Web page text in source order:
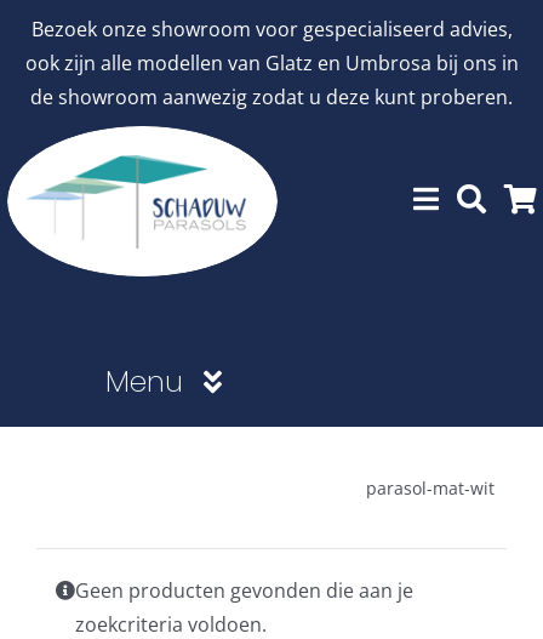
Bezoek onze showroom voor gespecialiseerd advies,
ook zijn alle modellen van Glatz en Umbrosa bij ons in
de showroom aanwezig zodat u deze kunt proberen.
inhoud
Menu
Stokparasols
parasol-mat-wit
Geen producten gevonden die aan je
zoekcriteria voldoen.